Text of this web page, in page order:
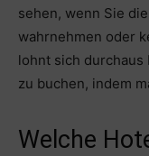
sehen, wenn Sie
wahrnehmen oder
lohnt sich
zu buchen, indem
Welche